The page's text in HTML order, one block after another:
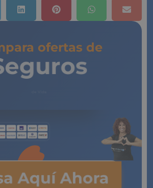
ofertas de
Aquí Ahora